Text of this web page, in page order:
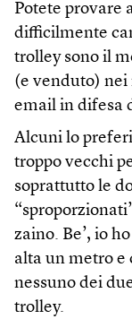
Potete provare
difficilmente
trolley sono il
(e venduto) nei
email in difesa
Alcuni lo
troppo vecchi
soprattutto le
zaino. Be’, io
alta un metro e
nessuno dei
trolley.